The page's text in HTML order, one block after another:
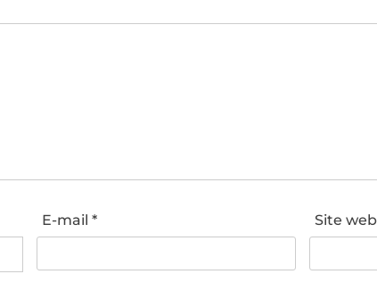
E-mail* Site web